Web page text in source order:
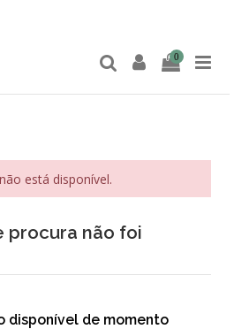
0
está disponível.
procura não foi
disponível de momento